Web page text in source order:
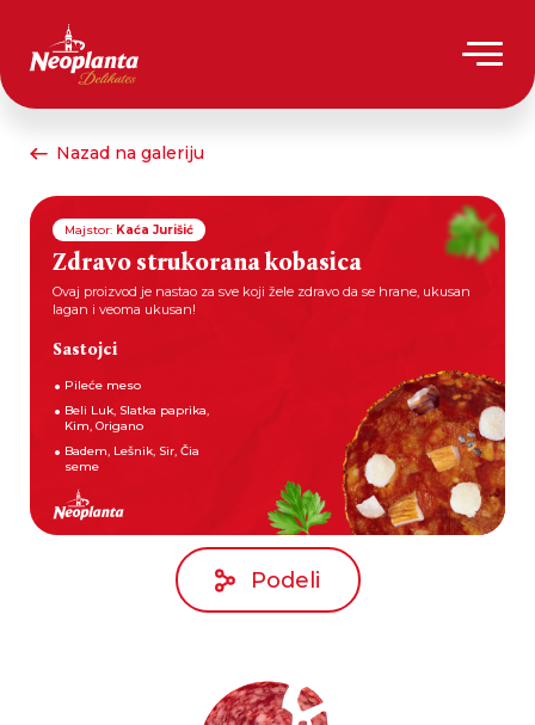
Nazad na galeriju
Majstor: Kaća Jurišić
Zdravo strukorana kobasica
Ovaj proizvod je nastao za sve koji žele zdravo da se hrane, ukusan
lagan i veoma ukusan!
Sastojci
Pileće meso
Beli Luk, Slatka paprika,
Kim, Origano
Badem, Lešnik, Sir, Čia
seme
Podeli